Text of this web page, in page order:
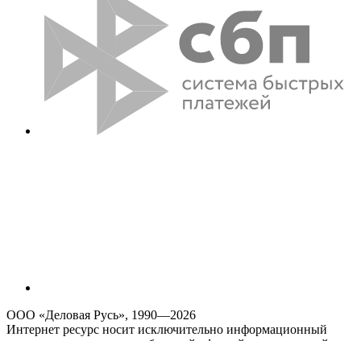
ООО «Деловая Русь», 1990—2026
Интернет ресурс носит исключительно информационный